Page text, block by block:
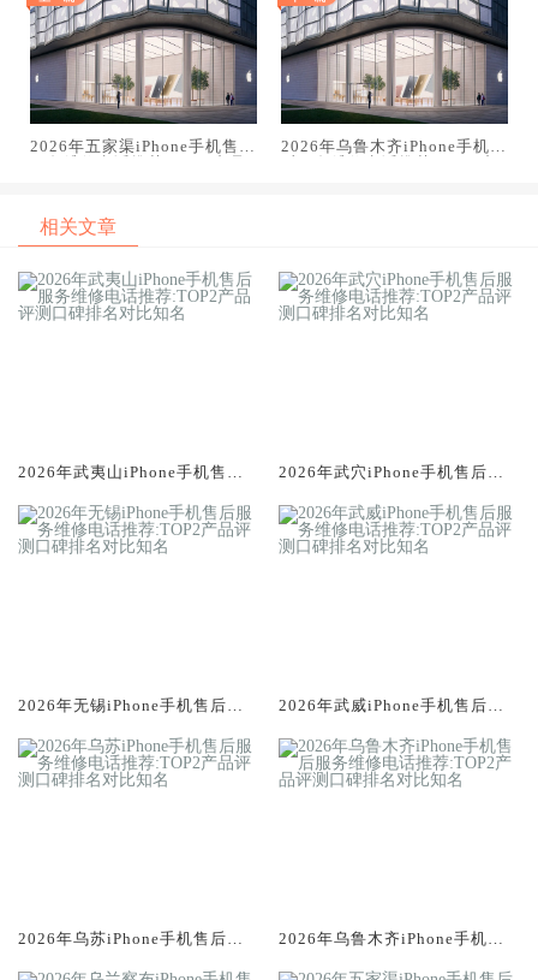
2026年五家渠iPhone手机售后
2026年乌鲁木齐iPhone手机售
相关文章
2026年武夷山iPhone手机售后
测口碑排名对比知名
2026年武穴iPhone手机售后服
口碑排名对比知名
2026年无锡iPhone手机售后服
口碑排名对比知名
2026年武威iPhone手机售后服
口碑排名对比知名
2026年乌苏iPhone手机售后服
口碑排名对比知名
2026年乌鲁木齐iPhone手机售
评测口碑排名对比知名